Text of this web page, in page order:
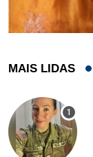
MAIS LIDAS